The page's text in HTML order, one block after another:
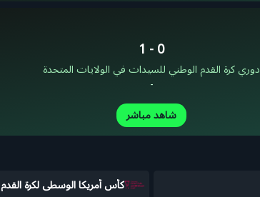
0
-
1
دوري كرة القدم الوطني للسيدات في الولايات المتحدة
-
شاهد مباشر
كأس أمريكا الوسطى لكرة القدم